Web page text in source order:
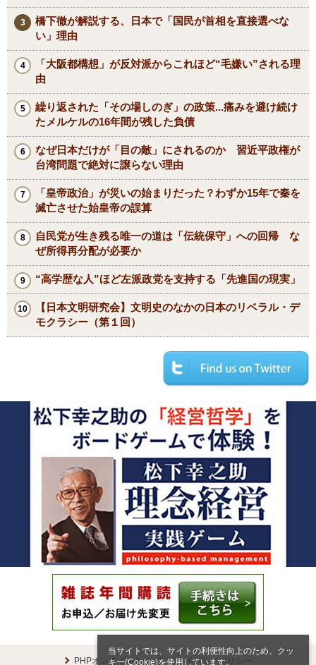
当サイトでは、サイトの利便性向上のため、クッ
キー(Cookie)を使用しています。
橋下徹が解説する、日本で「国民が首相を直接選べな
い」理由
「大阪都構想」が反対派からこれほど“毛嫌い”される理
由
繰り返された「その場しのぎ」の政策...痛みを避け続け
たメルケルの16年間が残した負債
なぜ日本だけが「目の敵」にされるのか 習近平政権が
台湾問題で絶対に譲らない理由
「皇帝政治」が災いの始まりだった？わずか15年で秦を
滅亡させた始皇帝の誤算
自民党が生き残る唯一の道は「伝統保守」への回帰 な
ぜ所得再分配が必要か
“高学歴な人”ほど左派政党を支持する「先進国の現実」
【日本文明研究会】文明史のなかの日本のリベラル・デ
モクラシー（第１回）
PHPオンラインとは プライバシーポリシー